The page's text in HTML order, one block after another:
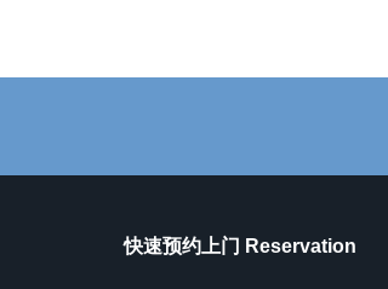
快速预约上门 Reservation